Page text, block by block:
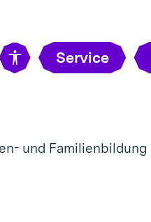
Service
und Familienbildung